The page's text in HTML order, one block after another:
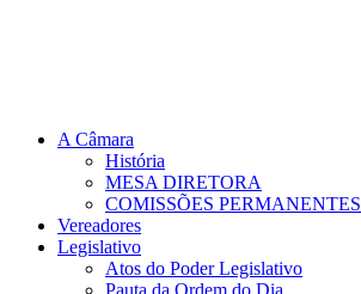
A Câmara
História
MESA DIRETORA
COMISSÕES PERMANENTES
Vereadores
Legislativo
Atos do Poder Legislativo
Pauta da Ordem do Dia